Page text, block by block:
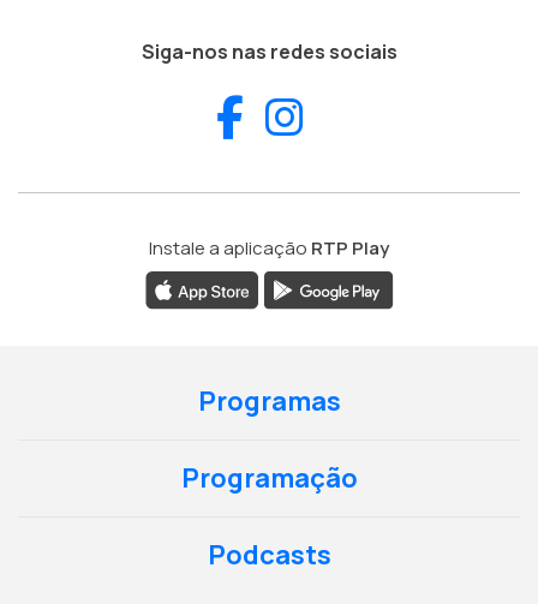
Siga-nos nas redes sociais
Facebook
Instale a aplicação RTP Play
Programas
Programação
Podcasts